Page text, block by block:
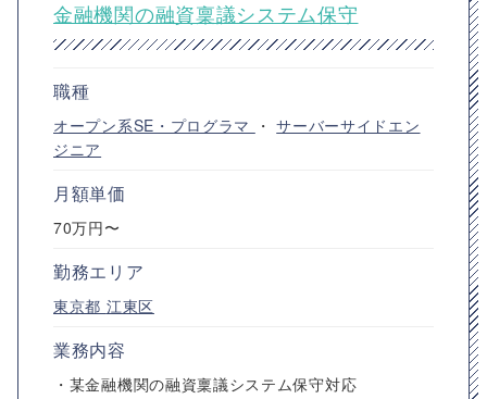
金融機関の融資稟議システム保守
職種
オープン系SE・プログラマ ・サーバーサイドエン
ジニア
月額単価
70万円〜
勤務エリア
東京都 江東区
業務内容
・某金融機関の融資稟議システム保守対応